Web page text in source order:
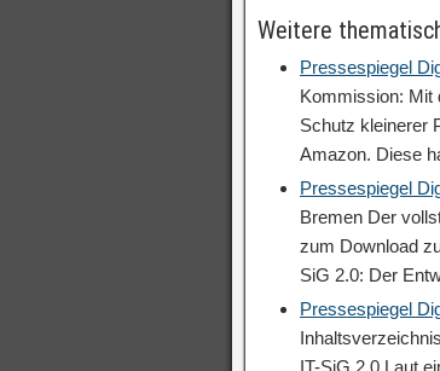
Weitere
Pressespiegel
Kommission: Mit
Schutz kleinerer
Amazon. Diese
Pressespiegel
Bremen Der
zum Download
SiG 2.0: Der
Pressespiegel